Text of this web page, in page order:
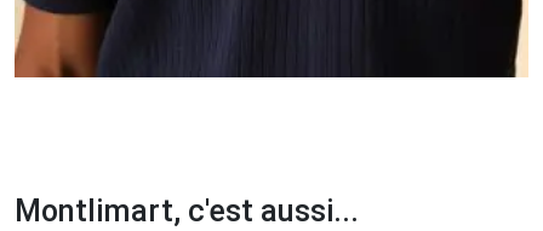
Montlimart, c'est aussi...